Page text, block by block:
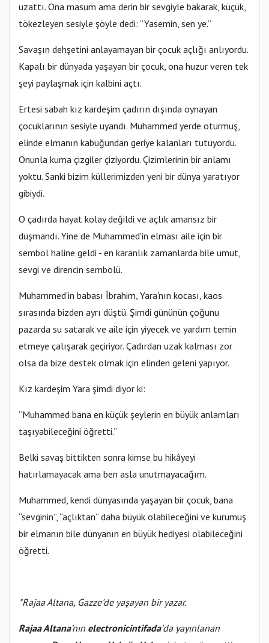
uzattı. Ona masum ama derin bir sevgiyle bakarak, küçük,
tökezleyen sesiyle şöyle dedi: “Yasemin, sen ye.”
Savaşın dehşetini anlayamayan bir çocuk açlığı anlıyordu.
Kapalı bir dünyada yaşayan bir çocuk, ona huzur veren tek
şeyi paylaşmak için kalbini açtı.
Ertesi sabah kız kardeşim çadırın dışında oynayan
çocuklarının sesiyle uyandı. Muhammed yerde oturmuş,
elinde elmanın kabuğundan geriye kalanları tutuyordu.
Onunla kuma çizgiler çiziyordu. Çizimlerinin bir anlamı
yoktu. Sanki bizim küllerimizden yeni bir dünya yaratıyor
gibiydi.
O çadırda hayat kolay değildi ve açlık amansız bir
düşmandı. Yine de Muhammed'in elması aile için bir
sembol haline geldi - en karanlık zamanlarda bile umut,
sevgi ve direncin sembolü.
Muhammed'in babası İbrahim, Yara'nın kocası, kaos
sırasında bizden ayrı düştü. Şimdi gününün çoğunu
pazarda su satarak ve aile için yiyecek ve yardım temin
etmeye çalışarak geçiriyor. Çadırdan uzak kalması zor
olsa da bize destek olmak için elinden geleni yapıyor.
Kız kardeşim Yara şimdi diyor ki:
“Muhammed bana en küçük şeylerin en büyük anlamları
taşıyabileceğini öğretti.”
Belki savaş bittikten sonra kimse bu hikâyeyi
hatırlamayacak ama ben asla unutmayacağım.
Muhammed, kendi dünyasında yaşayan bir çocuk, bana
“sevginin”, “açlıktan” daha büyük olabileceğini ve kurumuş
bir elmanın bile dünyanın en büyük hediyesi olabileceğini
öğretti.
*Rajaa Altana, Gazze'de yaşayan bir yazar.
Rajaa Altana’nın electronicintifada’da yayınlanan